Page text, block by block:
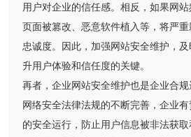
用户对企业的信任感。相反，如果网
页面被篡改、恶意软件植入等，将严
忠诚度。因此，加强网站安全维护，
升用户体验和信任度的关键。
再者，企业网站安全维护也是企业合
网络安全法律法规的不断完善，企业
的安全运行，防止用户信息被非法获